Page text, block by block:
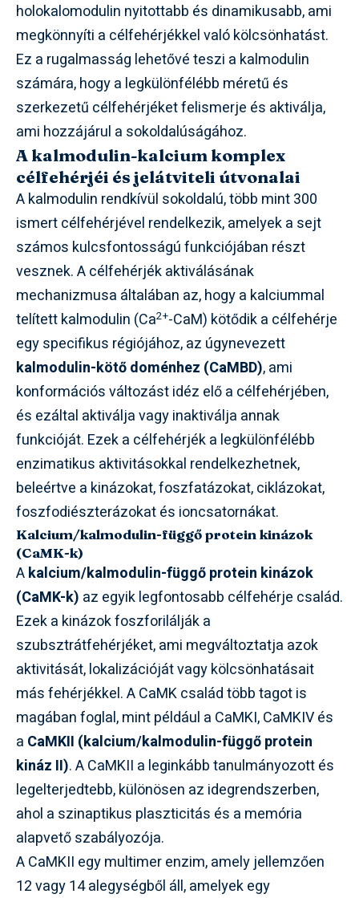
holokalomodulin nyitottabb és dinamikusabb, ami
megkönnyíti a célfehérjékkel való kölcsönhatást.
Ez a rugalmasság lehetővé teszi a kalmodulin
számára, hogy a legkülönfélébb méretű és
szerkezetű célfehérjéket felismerje és aktiválja,
ami hozzájárul a sokoldalúságához.
A kalmodulin-kalcium komplex
célfehérjéi és jelátviteli útvonalai
A kalmodulin rendkívül sokoldalú, több mint 300
ismert célfehérjével rendelkezik, amelyek a sejt
számos kulcsfontosságú funkciójában részt
vesznek. A célfehérjék aktiválásának
mechanizmusa általában az, hogy a kalciummal
telített kalmodulin (Ca2+-CaM) kötődik a célfehérje
egy specifikus régiójához, az úgynevezett
kalmodulin-kötő doménhez (CaMBD), ami
konformációs változást idéz elő a célfehérjében,
és ezáltal aktiválja vagy inaktiválja annak
funkcióját. Ezek a célfehérjék a legkülönfélébb
enzimatikus aktivitásokkal rendelkezhetnek,
beleértve a kinázokat, foszfatázokat, ciklázokat,
foszfodiészterázokat és ioncsatornákat.
Kalcium/kalmodulin-függő protein kinázok
(CaMK-k)
Akalcium/kalmodulin-függő protein kinázok
(CaMK-k) az egyik legfontosabb célfehérje család.
Ezek a kinázok foszforilálják a
szubsztrátfehérjéket, ami megváltoztatja azok
aktivitását, lokalizációját vagy kölcsönhatásait
más fehérjékkel. A CaMK család több tagot is
magában foglal, mint például a CaMKI, CaMKIV és
a CaMKII (kalcium/kalmodulin-függő protein
kináz II). A CaMKII a leginkább tanulmányozott és
legelterjedtebb, különösen az idegrendszerben,
ahol a szinaptikus plaszticitás és a memória
alapvető szabályozója.
A CaMKII egy multimer enzim, amely jellemzően
12 vagy 14 alegységből áll, amelyek egy